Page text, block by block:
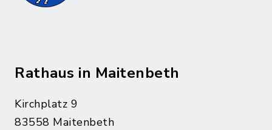
Rathaus in Maitenbeth
Kirchplatz 9
83558 Maitenbeth